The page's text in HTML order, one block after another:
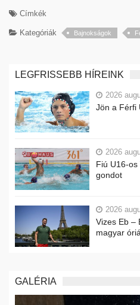
Címkék
Kategóriák Bajnokságok
LEGFRISSEBB HÍREINK
2026
Jön a Férfi
2026
Fiú U16-
gondot
2026
Vizes Eb –
magyar
GALÉRIA